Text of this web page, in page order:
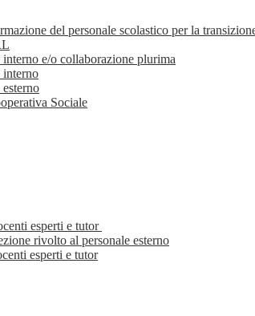
del personale scolastico per la
interno e/o collaborazione plurima
interno
Sociale
esperti e tutor
rivolto al personale esterno
esperti e tutor